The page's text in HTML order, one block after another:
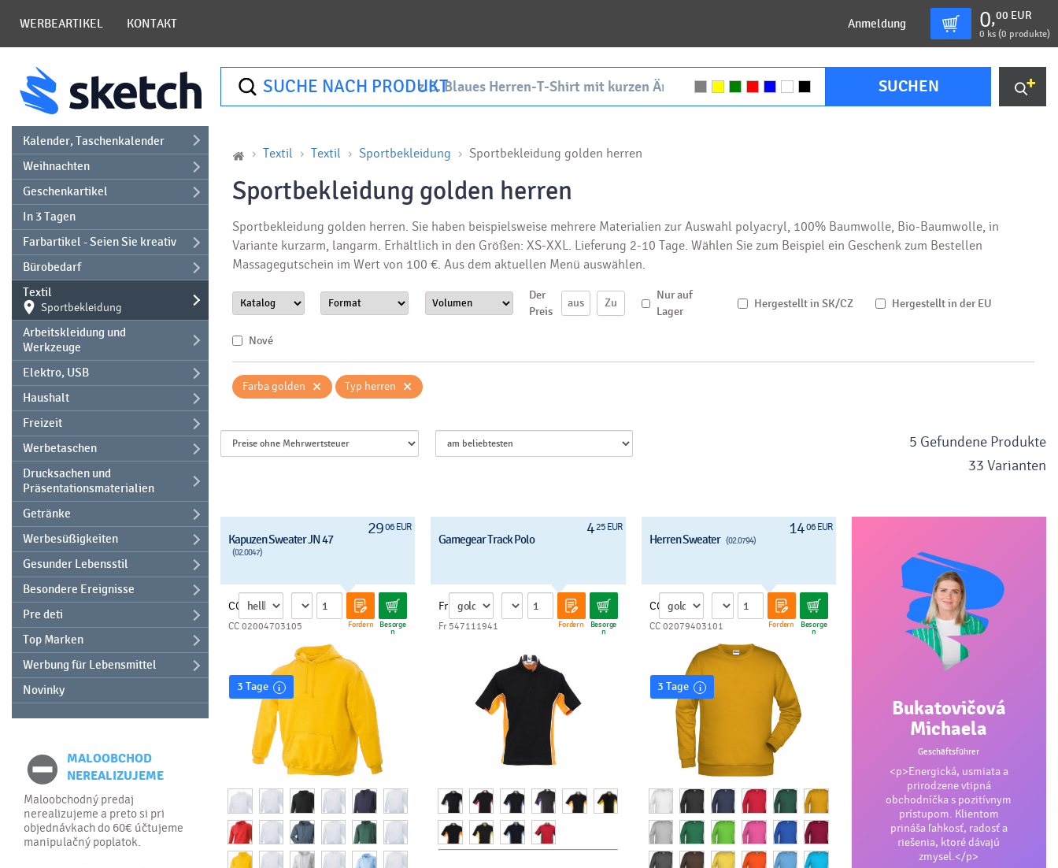
WERBEARTIKEL KONTAKT Anmeldung 0,00 EUR
0 ks (0 produkte)
SUCHE NACH PRODUKT SUCHEN
Kalender, Taschenkalender
Weihnachten
Geschenkartikel
In 3 Tagen
Farbartikel - Seien Sie kreativ
Bürobedarf
Textil
Sportbekleidung
Arbeitskleidung und
Werkzeuge
Elektro, USB
Haushalt
Freizeit
Werbetaschen
Drucksachen und
Präsentationsmaterialien
Getränke
Werbesüßigkeiten
Gesunder Lebensstil
Besondere Ereignisse
Pre deti
Top Marken
Werbung für Lebensmittel
Novinky
MALOOBCHOD
NEREALIZUJEME
Maloobchodný predaj
nerealizujeme a preto si pri
objednávkach do 60€ účtujeme
manipulačný poplatok.
Textil Textil Sportbekleidung Sportbekleidung golden herren
Sportbekleidung golden herren
Sportbekleidung golden herren. Sie haben beispielsweise mehrere Materialien zur Auswahl polyacryl, 100% Baumwolle, Bio-Baumwolle, in
Variante kurzarm, langarm. Erhältlich in den Größen: XS-XXL. Lieferung 2-10 Tage. Wählen Sie zum Beispiel ein Geschenk zum Bestellen
Massagegutschein im Wert von 100 €. Aus dem aktuellen Menü auswählen.
Der
Preis
Nur auf
Lager
Hergestellt in SK/CZ Hergestellt in der EU
Nové
Farba golden × Typ herren ×
5 Gefundene Produkte
33 Varianten
2906 EUR
Kapuzen Sweater JN 47
(02.0047)
CC
Fordern Besorge
n
CC 02004703105
3 Tage
425 EUR
Gamegear Track Polo
Fr
Fordern Besorge
n
Fr 547111941
1406 EUR
Herren Sweater (02.0794)
CC
Fordern Besorge
n
CC 02079403101
3 Tage
Bukatovičová
Michaela
Geschäftsführer
<p>Energická, usmiata a
prirodzene vtipná
obchodníčka s pozitívnym
prístupom. Klientom
prináša ľahkosť, radosť a
riešenia, ktoré dávajú
zmysel.</p>